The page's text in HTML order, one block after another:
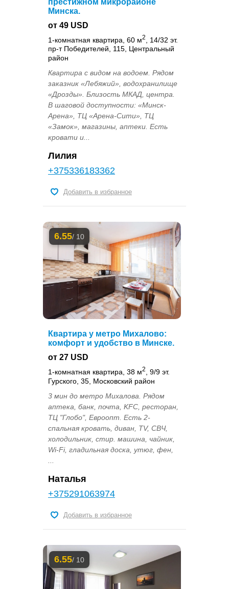
Минска.
от 49 USD
1-комнатная квартира, 60 м2
, 14/32 эт.
пр-т Победителей, 115, Центральный
район
Квартира с видом на водоем. Рядом
заказник «Лебяжий», водохранилище
«Дрозды». Близость МКАД, центра.
В шаговой доступности: «Минск-
Арена», ТЦ «Арена-Сити», ТЦ
«Замок», магазины, аптеки. Есть
кровати и...
Лилия
+375336183362
Добавить в избранное
6.55/ 10
Квартира у метро Михалово:
комфорт и удобство в Минске.
от 27 USD
1-комнатная квартира, 38 м2
, 9/9 эт.
Гурского, 35, Московский район
3 мин до метро Михалова. Рядом
аптека, банк, почта, KFC, ресторан,
ТЦ "Глобо", Евроопт. Есть 2-
спальная кровать, диван, TV, СВЧ,
холодильник, стир. машина, чайник,
Wi-Fi, гладильная доска, утюг, фен,
Наталья
+375291063974
Добавить в избранное
6.55/ 10